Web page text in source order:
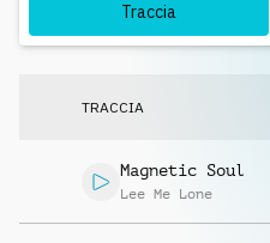
Traccia
TRACCIA
Magnetic Soul
Lee Me Lone